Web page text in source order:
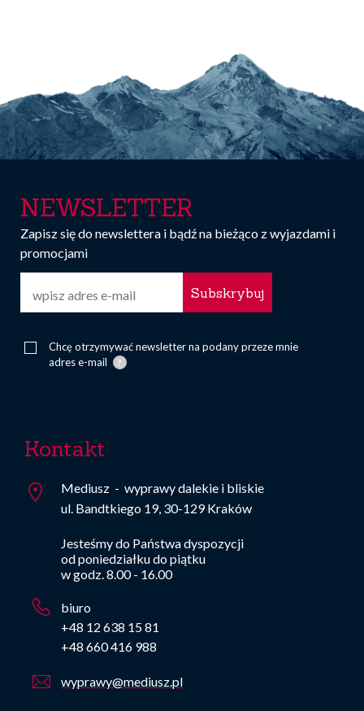
NEWSLETTER
mail
Zapisz się do newslettera i bądź na bieżąco z wyjazdami i
promocjami
Chcę otrzymywać newsletter na podany przeze mnie
adres e-mail
Kontakt
Mediusz - wyprawy dalekie i bliskie
ul. Bandtkiego 19, 30-129 Kraków
Jesteśmy do Państwa dyspozycji
od poniedziałku do piątku
w godz. 8.00 - 16.00
biuro
+48 12 638 15 81
+48 660 416 988
wyprawy@mediusz.pl